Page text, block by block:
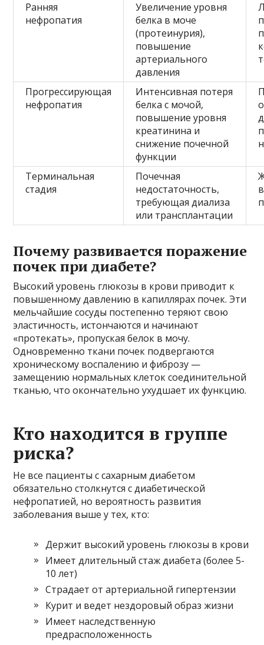
Ранняя
нефропатия
Увеличение уровня
белка в моче
(протеинурия),
повышение
артериального
давления
Прогрессирующая
нефропатия
Интенсивная потеря
белка с мочой,
повышение уровня
креатинина и
снижение почечной
функции
Терминальная
стадия
Почечная
недостаточность,
требующая диализа
или трансплантации
Почему развивается поражение
почек при диабете?
Высокий уровень глюкозы в крови приводит к
повышенному давлению в капиллярах почек. Эти
мельчайшие сосуды постепенно теряют свою
эластичность, истончаются и начинают
«протекать», пропуская белок в мочу.
Одновременно ткани почек подвергаются
хроническому воспалению и фиброзу —
замещению нормальных клеток соединительной
тканью, что окончательно ухудшает их функцию.
Кто находится в группе
риска?
Не все пациенты с сахарным диабетом
обязательно столкнутся с диабетической
нефропатией, но вероятность развития
заболевания выше у тех, кто:
Держит высокий уровень глюкозы в крови
Имеет длительный стаж диабета (более 5-
10 лет)
Страдает от артериальной гипертензии
Курит и ведет нездоровый образ жизни
Имеет наследственную
предрасположенность